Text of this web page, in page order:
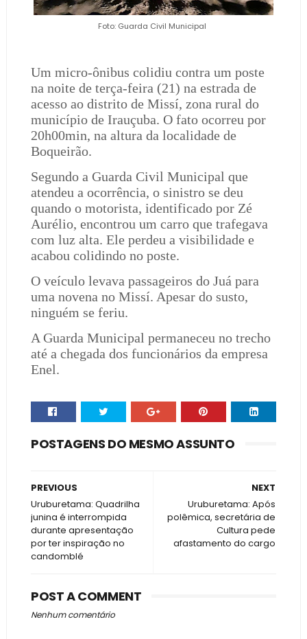
Foto: Guarda Civil Municipal
Um micro-ônibus colidiu contra um poste
na noite de terça-feira (21) na estrada de
acesso ao distrito de Missí, zona rural do
município de Irauçuba. O fato ocorreu por
20h00min, na altura da localidade de
Boqueirão.
Segundo a Guarda Civil Municipal que
atendeu a ocorrência, o sinistro se deu
quando o motorista, identificado por Zé
Aurélio, encontrou um carro que trafegava
com luz alta. Ele perdeu a visibilidade e
acabou colidindo no poste.
O veículo levava passageiros do Juá para
uma novena no Missí. Apesar do susto,
ninguém se feriu.
A Guarda Municipal permaneceu no trecho
até a chegada dos funcionários da empresa
Enel.
POSTAGENS DO MESMO ASSUNTO
NEXT
Uruburetama: Após
polêmica, secretária de
Cultura pede
afastamento do cargo
PREVIOUS
Uruburetama: Quadrilha
junina é interrompida
durante apresentação
por ter inspiração no
candomblé
POST A COMMENT
Nenhum comentário